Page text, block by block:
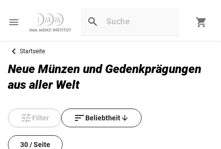
Startseite
Neue Münzen und Gedenkprägungen
aus aller Welt
Filter Beliebtheit
30 / Seite